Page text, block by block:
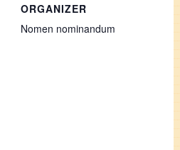
ORGANIZER
Nomen nominandum